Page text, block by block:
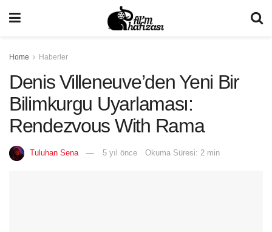
Home Haberler
Denis Villeneuve’den Yeni Bir
Bilimkurgu Uyarlaması:
Rendezvous With Rama
Tuluhan Sena 5 yıl önce Okuma Süresi: 2 min